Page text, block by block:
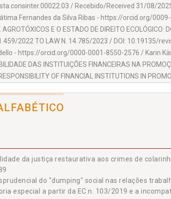
Ribeiro Brasil
DIGITAL
Romero
Olsen
de Araujo
Selingardi Guardia
/ Recebido/Received 31/08/
Fernandes da Silva Ribas - https://orcid.org/
AGROTÓXICOS E O ESTADO DE DIREITO
1.459/2022 TO LAW N. 14.785/2023 / DOI:
- https://orcid.org/0000-0001-8550-2576 / Karin
DAS INSTITUIÇÕES FINANCEIRAS NA
OF FINANCIAL INSTITUTIONS IN
PÚBLICO, p. 187
Henrique Mendes dos Reis - https://orcid.org/
DA ORGANIZAÇÃO INTERNACIONAL
NAS CADEIAS DE PRODUÇÃO
FORCED LABOR: FROM CONVENTIONS N. 29 AND N.
/ Recebido/Received 01/09/
da justiça restaurativa aos crimes de
do "dumping" social nas relações
especial a partir da EC n. 103/2019 e a